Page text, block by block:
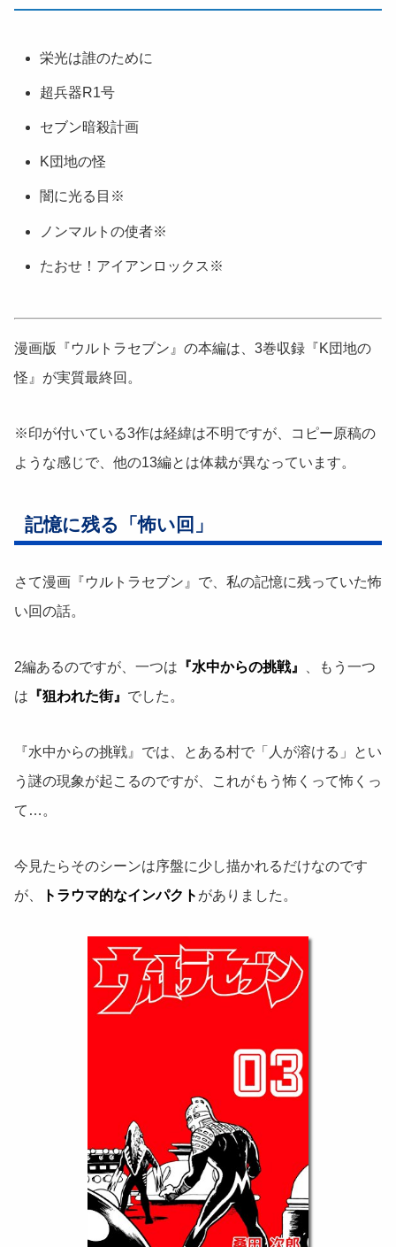
栄光は誰のために
超兵器R1号
セブン暗殺計画
K団地の怪
闇に光る目※
ノンマルトの使者※
たおせ！アイアンロックス※
漫画版『ウルトラセブン』の本編は、3巻収録『K団地の
怪』が実質最終回。
※印が付いている3作は経緯は不明ですが、コピー原稿の
ような感じで、他の13編とは体裁が異なっています。
記憶に残る「怖い回」
さて漫画『ウルトラセブン』で、私の記憶に残っていた怖
い回の話。
2編あるのですが、一つは 『水中からの挑戦』
、もう一つ
は 『狙われた街』 でした。
『水中からの挑戦』では、とある村で「人が溶ける」とい
う謎の現象が起こるのですが、これがもう怖くって怖くっ
て…。
今見たらそのシーンは序盤に少し描かれるだけなのです
が、
トラウマ的なインパクト がありました。